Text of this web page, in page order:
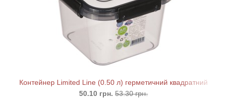
Контейнер Limited Line (0.50 л) герметичний квадратний
50.10 грн. 53.30 грн.